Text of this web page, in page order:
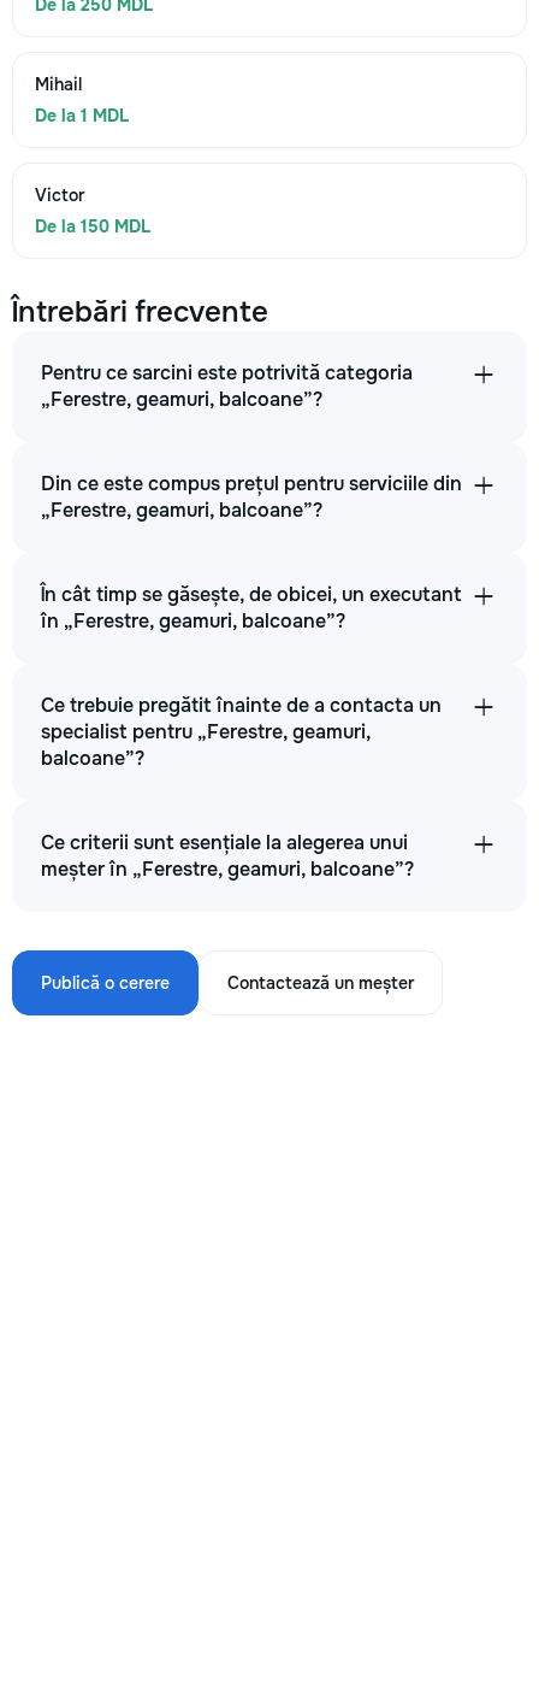
De la 250 MDL
Mihail
De la 1 MDL
Victor
De la 150 MDL
Întrebări frecvente
Pentru ce sarcini este potrivită categoria
„Ferestre, geamuri, balcoane”?
Din ce este compus prețul pentru serviciile din
„Ferestre, geamuri, balcoane”?
În cât timp se găsește, de obicei, un executant
în „Ferestre, geamuri, balcoane”?
Ce trebuie pregătit înainte de a contacta un
specialist pentru „Ferestre, geamuri,
balcoane”?
Ce criterii sunt esențiale la alegerea unui
meșter în „Ferestre, geamuri, balcoane”?
Publică o cerere Contactează un meșter